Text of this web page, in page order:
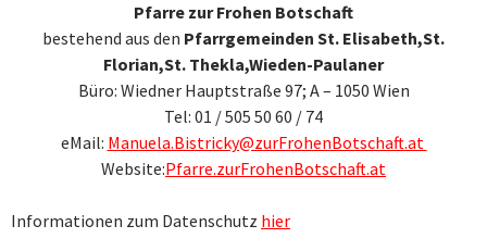
Pfarre zur Frohen Botschaft
bestehend aus den Pfarrgemeinden St. Elisabeth,St.
Florian,St. Thekla,Wieden-Paulaner
Büro: Wiedner Hauptstraße 97; A – 1050 Wien
Tel: 01 / 505 50 60 / 74
eMail: Manuela.Bistricky@zurFrohenBotschaft.at
Website:Pfarre.zurFrohenBotschaft.at
Informationen zum Datenschutz hier